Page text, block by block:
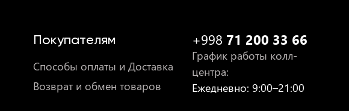
Покупателям
Способы оплаты и Доставка
Возврат и обмен товаров
+998 71 200 33 66
График работы колл-
центра:
Ежедневно: 9:00–21:00